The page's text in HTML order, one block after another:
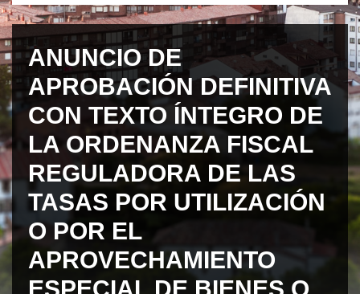
ANUNCIO DE
APROBACIÓN DEFINITIVA
CON TEXTO ÍNTEGRO DE
LA ORDENANZA FISCAL
REGULADORA DE LAS
TASAS POR UTILIZACIÓN
O POR EL
APROVECHAMIENTO
ESPECIAL DE BIENES O